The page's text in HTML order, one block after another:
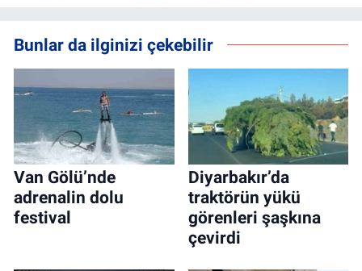
Bunlar da ilginizi çekebilir
Van Gölü’nde
adrenalin dolu
festival
Diyarbakır’da
traktörün yükü
görenleri şaşkına
çevirdi